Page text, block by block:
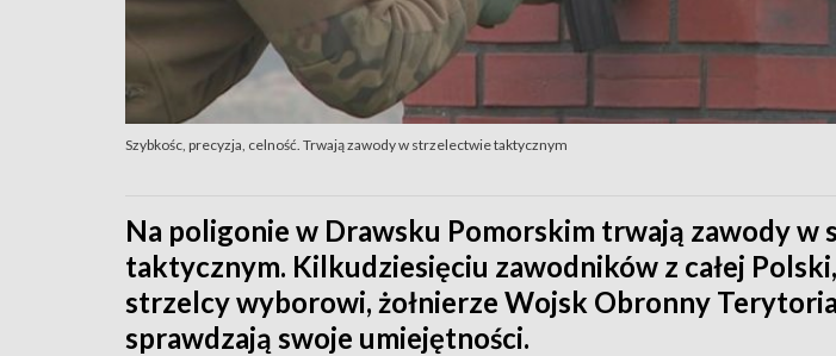
Szybkośc, precyzja, celność. Trwają zawody w strzelectwie taktycznym
Na poligonie w Drawsku Pomorskim trwają zawody w
taktycznym. Kilkudziesięciu zawodników z całej
strzelcy wyborowi, żołnierze Wojsk Obronny
sprawdzają swoje umiejętności.